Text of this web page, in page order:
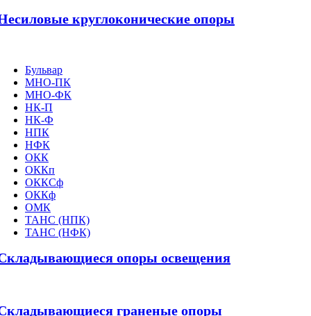
круглоконические опоры
Бульвар
МНО-ПК
МНО-ФК
НК-П
НК-Ф
НПК
НФК
ОКК
ОККп
ОККСф
ОККф
ОМК
ТАНС (НПК)
ТАНС (НФК)
опоры освещения
граненые опоры